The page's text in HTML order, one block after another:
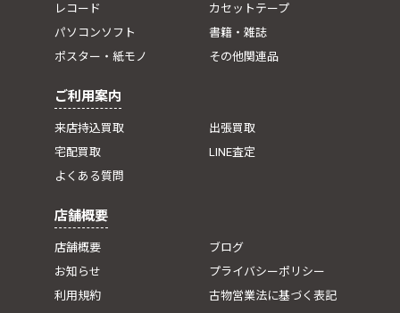
レコード
カセットテープ
パソコンソフト
書籍・雑誌
ポスター・紙モノ
その他関連品
ご利用案内
来店持込買取
出張買取
宅配買取
LINE査定
よくある質問
店舗概要
店舗概要
ブログ
お知らせ
プライバシーポリシー
利用規約
古物営業法に基づく表記